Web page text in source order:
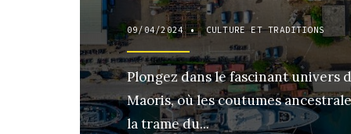
09/04/2024 • CULTURE ET TRADITIONS
Plongez dans le fascinant univers
Maoris, où les coutumes
la trame du...